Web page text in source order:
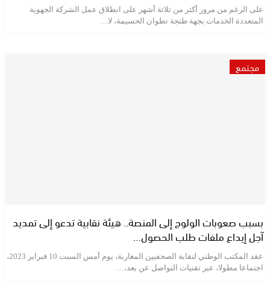
على الرغم من مرور أكثر من ثلاثة أشهر على انطلاق عمل الشركة الجهوية
المتعددة الخدمات بجهة طنجة تطوان الحسيمة، لا…
مجتمع
بسبب صعوبات الولوج إلى المنصة.. هيئة نقابية تدعو إلى تمديد
آجل إيداع ملفات طلب الحصول…
عقد المكتب الوطني لنقابة الصحفيين المغاربة، يوم أمس السبت 10 فبراير 2023،
اجتماعا مطولا، عبر تقنيات التواصل عن بعد،…